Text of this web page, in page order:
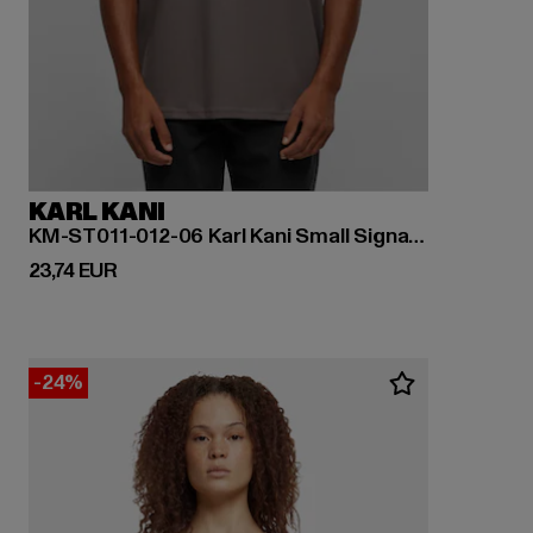
KARL KANI
KM-ST011-012-06 Karl Kani Small Signature Essential Sleeveless Tee
23,74 EUR
Derzeitiger Preis: 23,74 EUR
-24%